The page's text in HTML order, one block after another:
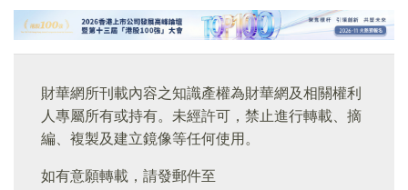
財華網所刊載內容之知識產權為財華網及相關權利
人專屬所有或持有。未經許可，禁止進行轉載、摘
編、複製及建立鏡像等任何使用。
如有意願轉載，請發郵件至